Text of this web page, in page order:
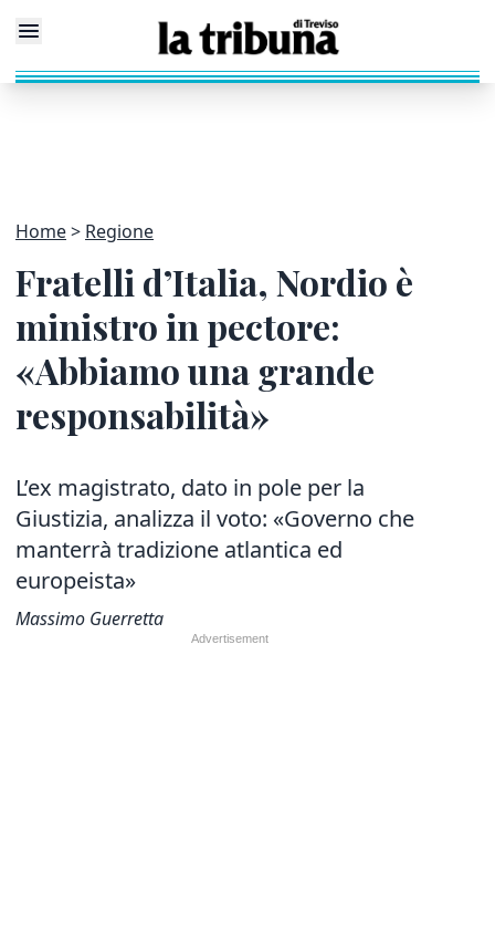
Home Regione
Fratelli d’Italia, Nordio è
ministro in pectore:
«Abbiamo una grande
responsabilità»
L’ex magistrato, dato in pole per la
Giustizia, analizza il voto: «Governo che
manterrà tradizione atlantica ed
europeista»
Massimo Guerretta